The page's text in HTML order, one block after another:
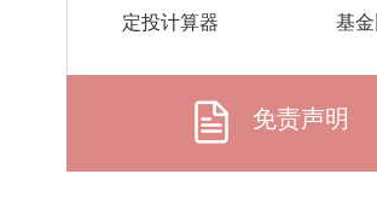
07-15
1.1330 1.1330
定投计算器 基
免责声明